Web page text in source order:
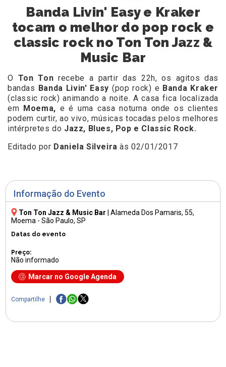
Informação do Evento
Ton Ton Jazz & Music Bar |Alameda Dos Pamaris, 55,
Moema - São Paulo, SP
Datas do evento
Preço:
Não informado
Marcar no Google Agenda
Compartilhe
Banda Livin' Easy e Kraker
tocam o melhor do pop rock e
classic rock no Ton Ton Jazz &
Music Bar
O Ton Tonrecebe a partir das 22h, os agitos das
bandas Banda Livin' Easy (pop rock) e Banda Kraker
(classic rock) animando a noite. A casa fica localizada
em Moema, e é uma casa noturna onde os clientes
podem curtir, ao vivo, músicas tocadas pelos melhores
intérpretes do Jazz, Blues, Pop e Classic Rock.
Editado por Daniela Silveira às 02/01/2017